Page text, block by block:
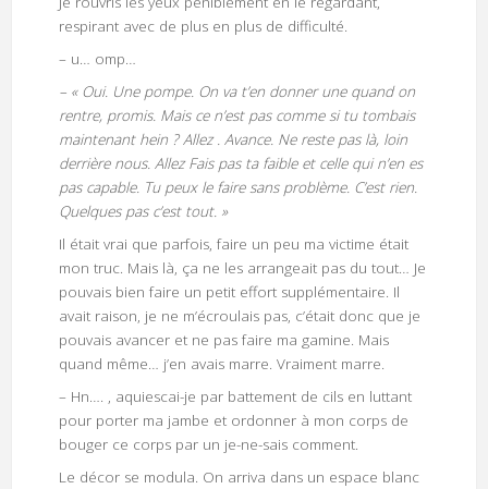
respirant avec de plus en plus de difficulté.
– u… omp…
– « Oui. Une pompe. On va t’en donner une quand on
rentre, promis. Mais ce n’est pas comme si tu tombais
maintenant hein ? Allez . Avance. Ne reste pas là, loin
derrière nous. Allez Fais pas ta faible et celle qui n’en es
pas capable. Tu peux le faire sans problème. C’est rien.
Quelques pas c’est tout. »
Il était vrai que parfois, faire un peu ma victime était
mon truc. Mais là, ça ne les arrangeait pas du tout… Je
pouvais bien faire un petit effort supplémentaire. Il
avait raison, je ne m’écroulais pas, c’était donc que je
pouvais avancer et ne pas faire ma gamine. Mais
quand même… j’en avais marre. Vraiment marre.
– Hn…. , aquiescai-je par battement de cils en luttant
pour porter ma jambe et ordonner à mon corps de
bouger ce corps par un je-ne-sais comment.
Le décor se modula. On arriva dans un espace blanc